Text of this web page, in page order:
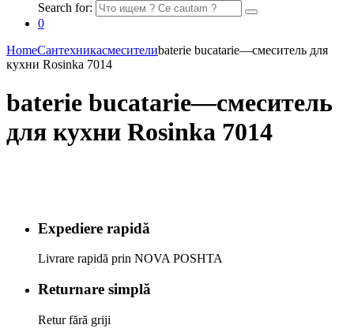
Search for:
0
HomeСантехникасмесителиbaterie bucatarie—смеситель для
кухни Rosinka 7014
baterie bucatarie—смеситель
для кухни Rosinka 7014
Expediere rapidă
Livrare rapidă prin NOVA POSHTA
Returnare simplă
Retur fără griji